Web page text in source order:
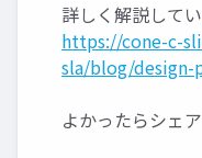
詳しく解説して
https://cone-c-
sla/blog/
よかったらシェア